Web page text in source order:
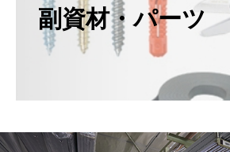
副資材・パーツ